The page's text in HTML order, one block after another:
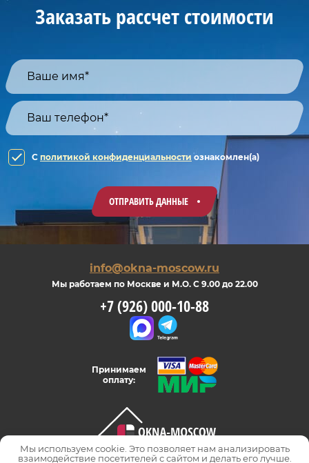
Заказать рассчет стоимости
C политикой конфиденциальности ознакомлен(а)
ОТПРАВИТЬ ДАННЫЕ
Принимаем
оплату:
info@okna-moscow.ru
Мы работаем по Москве и М.О. С 9.00 до 22.00
+7 (926) 000-10-88
Мы используем cookie. Это позволяет нам анализировать
взаимодействие посетителей с сайтом и делать его лучше.